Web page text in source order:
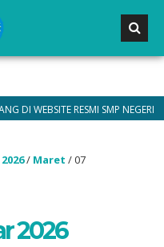
WEBSITE RESMI SMP NEGERI 2
2026/ Maret /07
2026